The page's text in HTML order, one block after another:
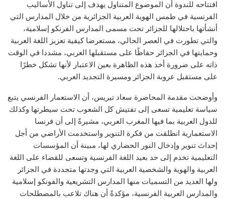
افتتاحه للندوة أن الموضوع المتناول يهدف إلى تناول الأساليب
الفرنسية في طمس الهوية العربية الجزائرية من خلال المدارس التي
أنشأتها باحتلالها للجزائر تحت مسمى المدارس الفرنكو إسلامية،
والتي تطورت في العصر الحالي، مستعرضا كيفية تعزيز اللغة العربية
وحمايتها في الجزائر حفاظًا على مستقبلها العربي، مشددا في الوقت
ذاته على ضرورة أخذ هذه الظاهرة بعين الاعتبار لأنها تشكل خطرًا
على مستقبل عروبة الجزائر ومسيرة التجديد العربي.
وأوضحت مقدمة المحاضرة سعاد تيريس، أن الاستعمار الفرنسي يتبع
سياسة تعليمية تسعى إلى تفتيش كل الشعوب تحت سيطرتها وكذلك
للدول العربية بما فيها المغرب العربي، مشيرةً إلى أن فرنسا
الاستعمارية انطلقت من فكرة التنوير واستخدمت الأراضي من أجل
إحداث تنوير وإدخال النور الحضاري لها، مبينة أن المؤسسات
التعليمية تخدم إلى حد بعيد اللغة الفرنسية وتسعى للقضاء على اللغة
العربية والهوية والشخصية العربية التي وجدتها متجددة في الجزائر
ولها العديد من التسميات منها المدارس التشريعية والفونكو إسلامية
والمدارس العربية الفرنسية، مؤكدةً أن هناك تلاعب بالمصطلحات